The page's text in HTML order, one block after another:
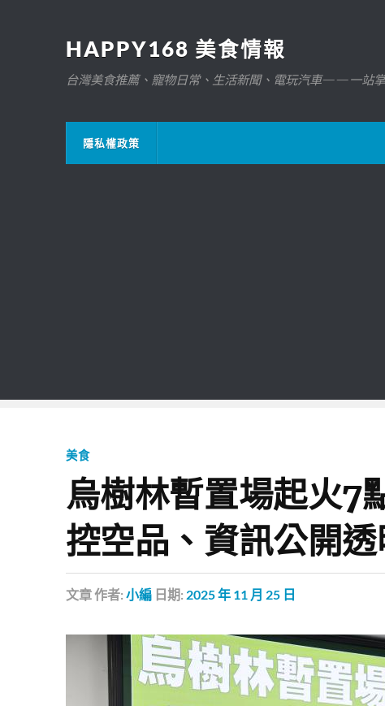
HAPPY168 美食情報
台灣美食推薦、寵物日常、生活新聞、電玩汽車——一站
隱私權政策
美食
烏樹林暫置場起火7
控空品、資訊公開
文章作者: 小編 日期: 2025 年 11 月 25 日